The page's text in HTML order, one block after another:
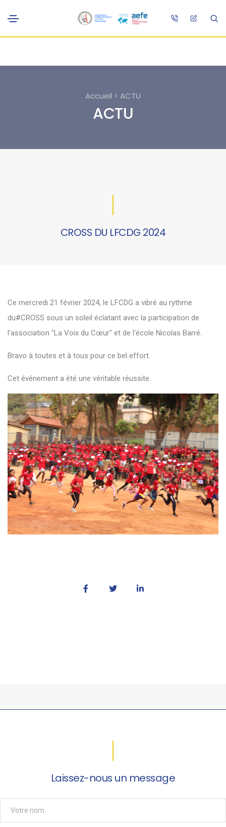
Accueil > ACTU
ACTU
CROSS DU LFCDG 2024
Ce mercredi 21 février 2024, le LFCDG a vibré au rythme
du#CROSS sous un soleil éclatant avec la participation de
l'association "La Voix du Cœur" et de l'école Nicolas Barré.
Bravo à toutes et à tous pour ce bel effort.
Cet événement a été une véritable réussite.
Laissez-nous un message